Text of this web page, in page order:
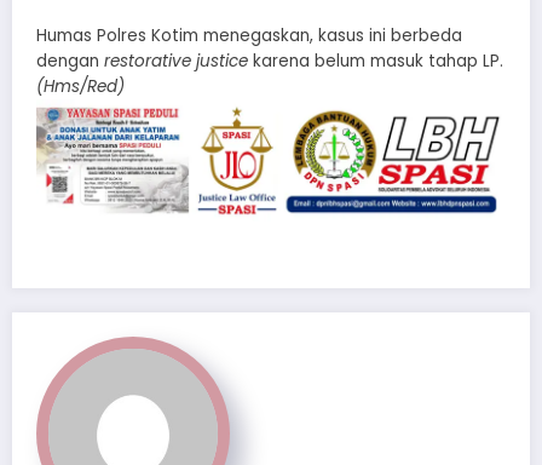
Humas Polres Kotim menegaskan, kasus ini berbeda
dengan restorative justice karena belum masuk tahap LP.
(Hms/Red)